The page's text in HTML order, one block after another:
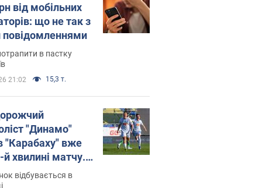
від мобільних
що не так з
в пастку
21:02 15,3 т.
"Динамо"
"Карабаху" вже
й хвилині матчу.
відбувається в